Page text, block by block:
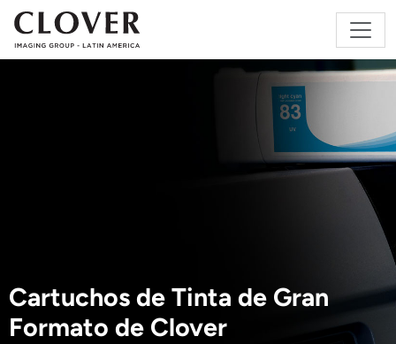
Cartuchos de Tinta de Gran
Formato de Clover